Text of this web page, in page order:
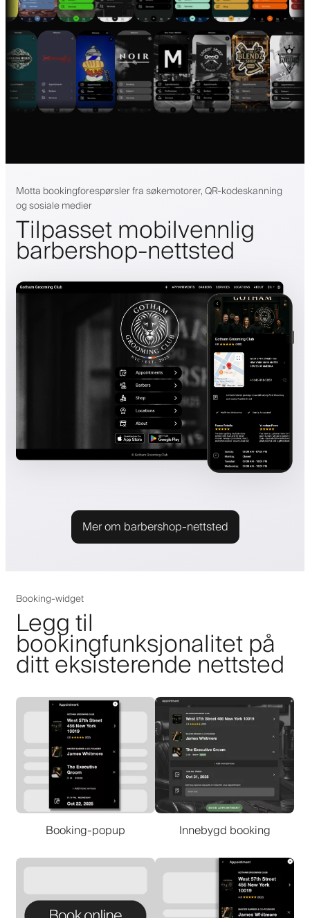
Motta bookingforespørsler fra søkemotorer, QR-kodeskanning
og sosiale medier
Tilpasset mobilvennlig
barbershop-nettsted
Mer om barbershop-nettsted
Booking-widget
Legg til
bookingfunksjonalitet på
ditt eksisterende nettsted
Booking-popup Innebygd booking